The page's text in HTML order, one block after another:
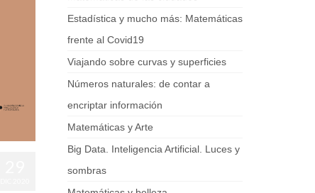
Estadística y mucho más: Matemáticas
frente al Covid19
Viajando sobre curvas y superficies
Números naturales: de contar a
encriptar información
Matemáticas y Arte
Big Data. Inteligencia Artificial. Luces y
sombras